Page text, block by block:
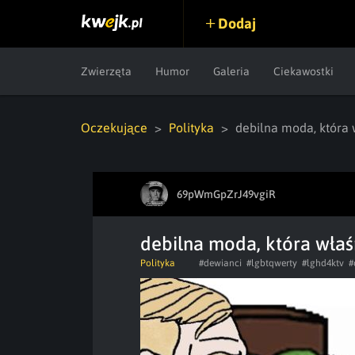
Dodaj
Zwierzęta Humor Galeria Ciekawostki
Oczekujące Polityka debilna moda, która
69pWmGpZrJ49vgiR
debilna moda, która
Polityka #dewianci #lgbtqwerty #lghd4ktv